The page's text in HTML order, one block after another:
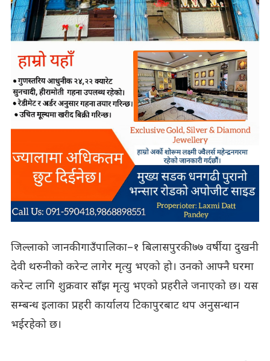
जिल्लाको जानकी गाउँपालिका–१ बिलासपुरकी ७७ वर्षीया दुखनी
देवी थरुनीको करेन्ट लागेर मृत्यु भएको हो। उनको आफ्नै घरमा
करेन्ट लागि शुक्रवार साँझ मृत्यु भएको प्रहरीले जनाएको छ। यस
सम्बन्ध इलाका प्रहरी कार्यालय टिकापुरबाट थप अनुसन्धान
भईरहेको छ।